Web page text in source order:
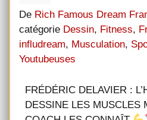
De Rich Famous Dream
catégorie Dessin, Fitness,
infludream, Musculation,
Youtubeuses
FRÉDÉRIC DELAVIER :
DESSINE LES MUSCLES